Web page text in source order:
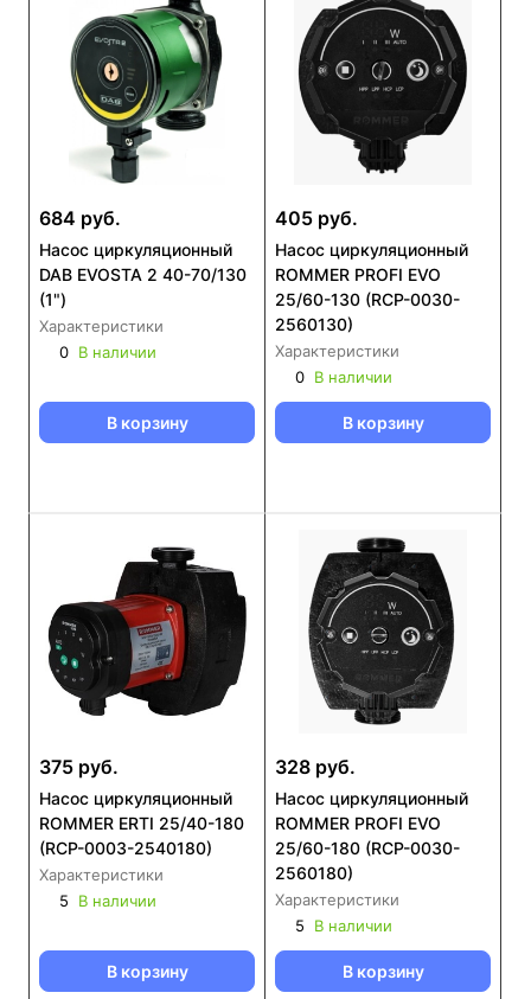
684 руб.
Насос циркуляционный
DAB EVOSTA 2 40-70/130
(1")
Характеристики
0 В наличии
В корзину
405 руб.
Насос циркуляционный
ROMMER PROFI EVO
25/60-130 (RCP-0030-
2560130)
Характеристики
0 В наличии
В корзину
375 руб.
Насос циркуляционный
ROMMER ERTI 25/40-180
(RCP-0003-2540180)
Характеристики
5
В наличии
В корзину
328 руб.
Насос циркуляционный
ROMMER PROFI EVO
25/60-180 (RCP-0030-
2560180)
Характеристики
5
В наличии
В корзину